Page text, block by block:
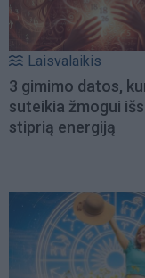
Laisvalaikis
3 gimimo datos,
suteikia žmogui
stiprią energiją